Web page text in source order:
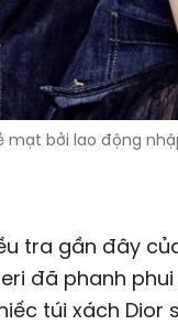
mạt bởi lao động
tra gần đây
đã phanh
túi xách Dior